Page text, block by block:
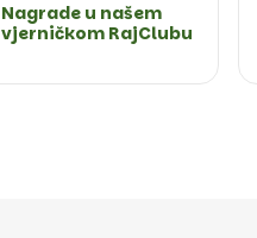
Nagrade u našem
vjerničkom RajClubu